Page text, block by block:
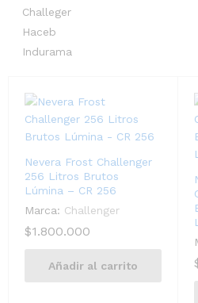
Challeger
Haceb
Indurama
Nevera Frost Challenger
256 Litros Brutos
Lúmina – CR 256
Marca: Challenger
$1.800.000
Añadir al carrito